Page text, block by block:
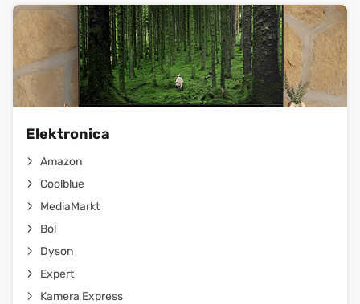
Elektronica
Amazon
Coolblue
MediaMarkt
Bol
Dyson
Expert
Kamera Express